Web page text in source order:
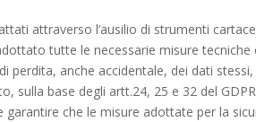
attraverso l’ausilio di strumenti
tutte le necessarie misure
perdita, anche accidentale, dei dati
sulla base degli artt.24, 25 e 32 del
che le misure adottate per la